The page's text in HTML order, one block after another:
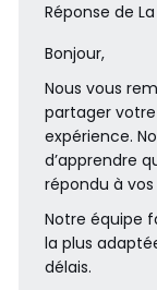
Réponse de
Bonjour,
Nous vous
partager
expérience.
d’apprendre
répondu à
Notre équipe
la plus
délais.